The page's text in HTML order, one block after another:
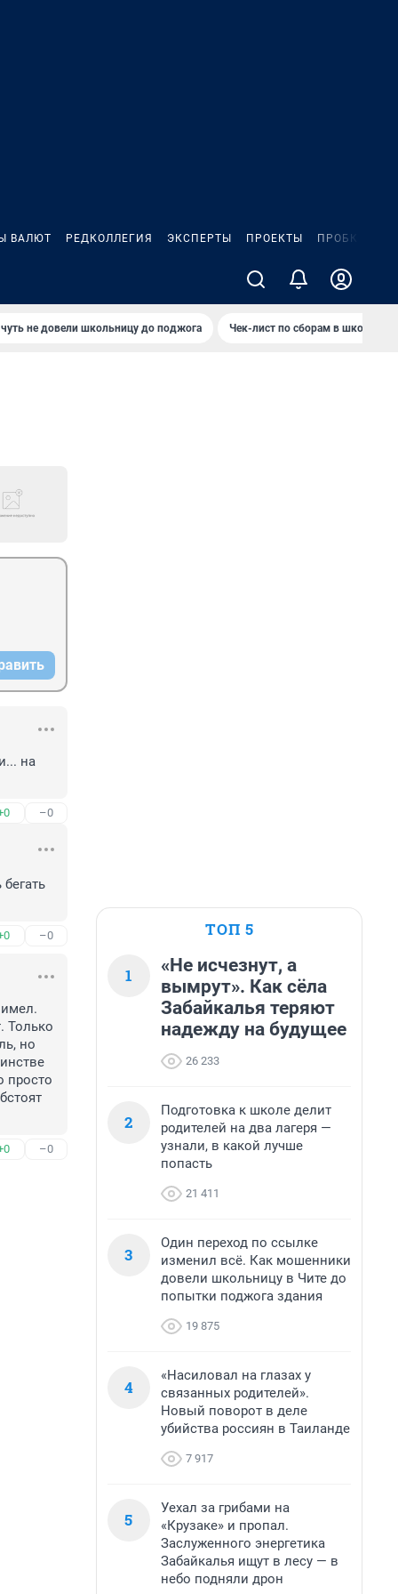
ВАЛЮТ РЕДКОЛЛЕГИЯ ЭКСПЕРТЫ ПРОЕКТЫ ПРОБКИ
не довели школьницу до поджога Чек-лист по сборам в школу в
на
–0
–0
Только
но
просто
–0
ТОП 5
1
«Не исчезнут, а
вымрут». Как сёла
Забайкалья теряют
надежду на будущее
26 233
2
Подготовка к школе делит
родителей на два лагеря —
узнали, в какой лучше
попасть
21 411
3
Один переход по ссылке
изменил всё. Как мошенники
довели школьницу в Чите до
попытки поджога здания
19 875
4
«Насиловал на глазах у
связанных родителей».
Новый поворот в деле
убийства россиян в Таиланде
7 917
5
Уехал за грибами на
«Крузаке» и пропал.
Заслуженного энергетика
Забайкалья ищут в лесу — в
небо подняли дрон